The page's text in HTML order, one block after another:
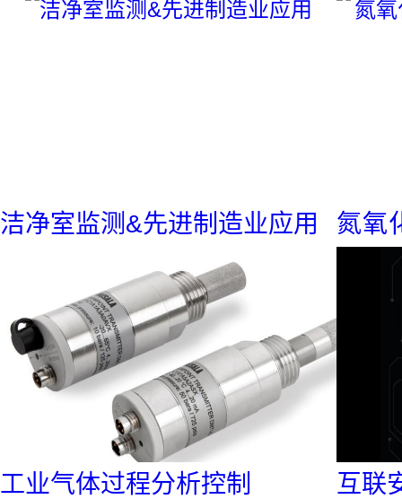
气体监测
智慧安全
概念介绍
洁净室监测&先进制造业应用
氮氧
&传
工业气体过程分析控制 互联